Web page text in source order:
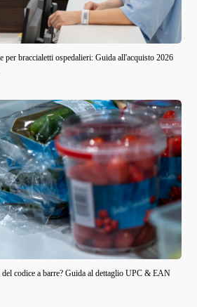
per braccialetti ospedalieri: Guida all'acquisto 2026
codice a barre? Guida al dettaglio UPC & EAN